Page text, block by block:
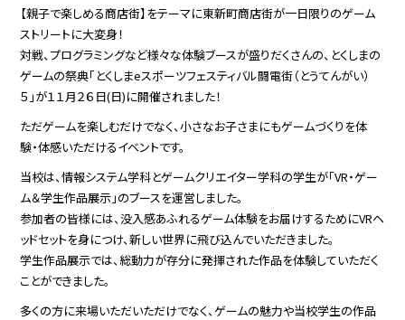
【親子で楽しめる商店街】をテーマに東新町商店街が一日限りのゲーム
ストリートに大変身！
対戦、プログラミングなど様々な体験ブースが盛りだくさんの、とくしまの
ゲームの祭典「とくしまeスポーツフェスティバル闘電街（とうてんがい）
５」が１１月２６日(日)に開催されました！
ただゲームを楽しむだけでなく、小さなお子さまにもゲームづくりを体
験・体感いただけるイベントです。
当校は、情報システム学科とゲームクリエイター学科の学生が「VR・ゲー
ム＆学生作品展示」のブースを運営しました。
参加者の皆様には、没入感あふれるゲーム体験をお届けするためにVRヘ
ッドセットを身につけ、新しい世界に飛び込んでいただきました。
学生作品展示では、総動力が存分に発揮された作品を体験していただく
ことができました。
多くの方に来場いただいただけでなく、ゲームの魅力や当校学生の作品